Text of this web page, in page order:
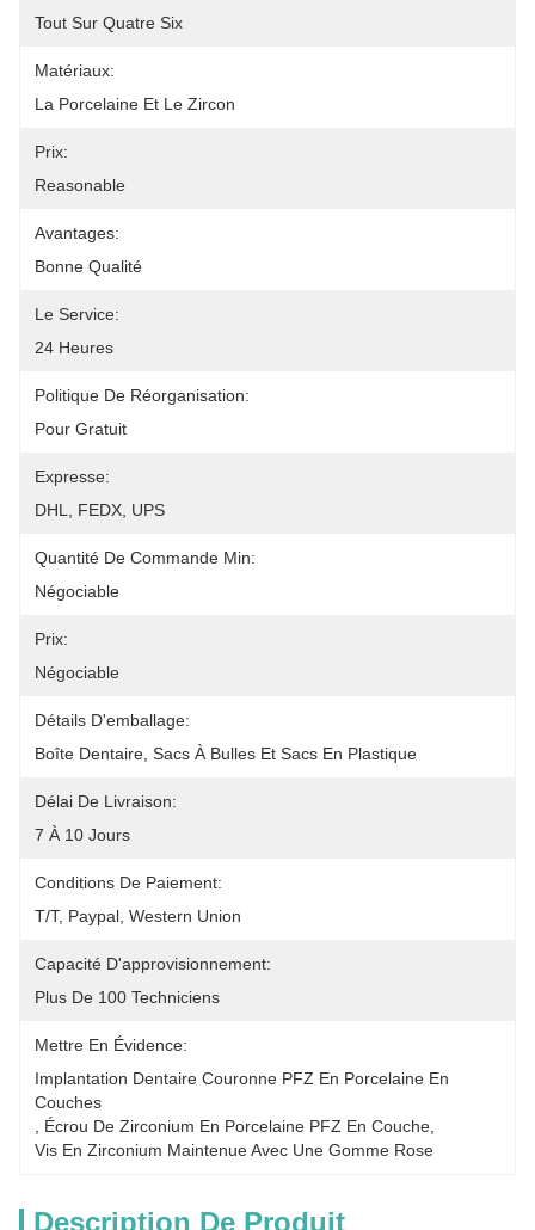
Tout Sur Quatre Six
Matériaux:
La Porcelaine Et Le Zircon
Prix:
Reasonable
Avantages:
Bonne Qualité
Le Service:
24 Heures
Politique De Réorganisation:
Pour Gratuit
Expresse:
DHL, FEDX, UPS
Quantité De Commande Min:
Négociable
Prix:
Négociable
Détails D'emballage:
Boîte Dentaire, Sacs À Bulles Et Sacs En Plastique
Délai De Livraison:
7 À 10 Jours
Conditions De Paiement:
T/T, Paypal, Western Union
Capacité D'approvisionnement:
Plus De 100 Techniciens
Mettre En Évidence:
Implantation Dentaire Couronne PFZ En Porcelaine En
Couches
Écrou De Zirconium En Porcelaine PFZ En Couche
Vis En Zirconium Maintenue Avec Une Gomme Rose
Description De Produit